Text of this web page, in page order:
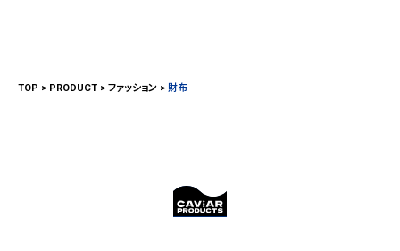
TOP PRODUCT ファッション 財布